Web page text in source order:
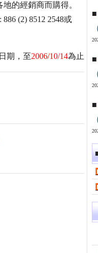
的經銷商而購得。
(2) 8512 2548或
期，至2006/10/14為止
■
■
■